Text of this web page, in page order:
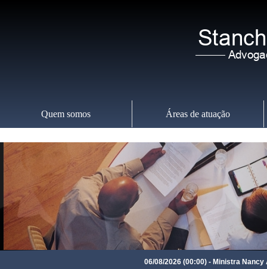
Quem somos Áreas de atuação
06/08/2026 (00:00) - Ministra Nancy